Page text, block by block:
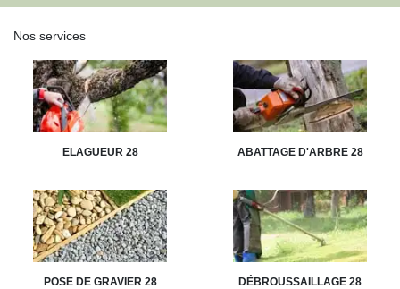
Nos services
ELAGUEUR 28 ABATTAGE D'ARBRE 28
POSE DE GRAVIER 28 DÉBROUSSAILLAGE 28